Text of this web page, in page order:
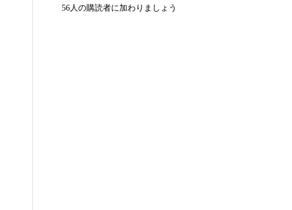
56人の購読者に加わりましょう